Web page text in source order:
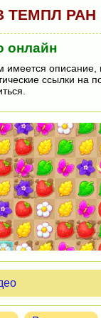
ТЕМПЛ РАН
онлайн
описание,
ссылки на